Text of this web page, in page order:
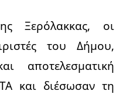
Ξερόλακκας, οι
του Δήμου,
αποτελεσματική
και διέσωσαν τη